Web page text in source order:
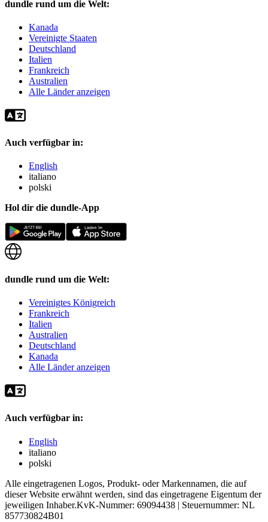
dundle rund um die Welt:
Kanada
Vereinigte Staaten
Deutschland
Italien
Frankreich
Australien
Alle Länder anzeigen
Auch verfügbar in:
English
italiano
polski
Hol dir die dundle-App
dundle rund um die Welt:
Vereinigtes Königreich
Frankreich
Italien
Australien
Deutschland
Kanada
Alle Länder anzeigen
Auch verfügbar in:
English
italiano
polski
Alle eingetragenen Logos, Produkt- oder Markennamen, die auf
dieser Website erwähnt werden, sind das eingetragene Eigentum der
jeweiligen Inhaber.KvK-Nummer: 69094438 | Steuernummer: NL
857730824B01